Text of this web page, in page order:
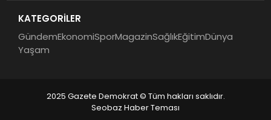
KATEGORİLER
GündemEkonomiSporMagazinSağlıkEğitimDünya
Yaşam
2025 Gazete Demokrat © Tüm hakları saklıdır.
Seobaz Haber Teması